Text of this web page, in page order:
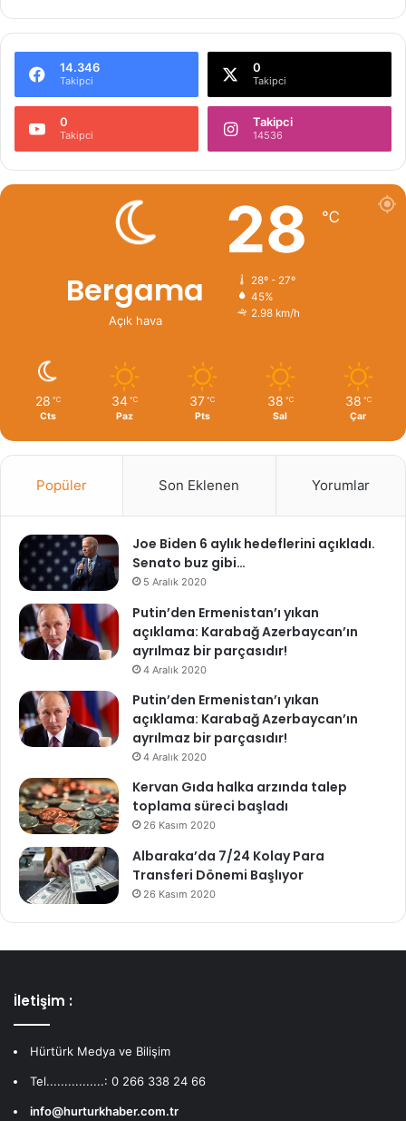
14.346
Takipci
0
Takipci
0
Takipci
Takipci
14536
Bergama
Açık hava
28 ℃
28º - 27º
45%
2.98 km/h
28 ℃
Cts
34 ℃
Paz
37 ℃
Pts
38 ℃
Sal
38 ℃
Çar
Popüler Son Eklenen Yorumlar
Joe Biden 6 aylık hedeflerini açıkladı.
Senato buz gibi…
5 Aralık 2020
Putin’den Ermenistan’ı yıkan
açıklama: Karabağ Azerbaycan’ın
ayrılmaz bir parçasıdır!
4 Aralık 2020
Putin’den Ermenistan’ı yıkan
açıklama: Karabağ Azerbaycan’ın
ayrılmaz bir parçasıdır!
4 Aralık 2020
Kervan Gıda halka arzında talep
toplama süreci başladı
26 Kasım 2020
Albaraka’da 7/24 Kolay Para
Transferi Dönemi Başlıyor
26 Kasım 2020
İletişim :
Hürtürk Medya ve Bilişim
Tel................: 0 266 338 24 66
info@hurturkhaber.com.tr